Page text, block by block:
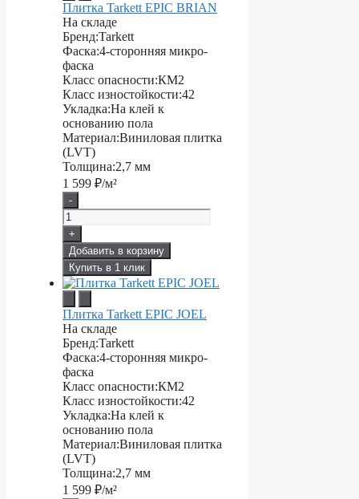
Плитка Tarkett EPIC BRIAN
На складе
Бренд:Tarkett
Фаска:4-сторонняя микро-
фаска
Класс опасности:КМ2
Класс изностойкости:42
Укладка:На клей к
основанию пола
Материал:Виниловая плитка
(LVT)
Толщина:2,7 мм
1 599 ₽/м²
-
+
Добавить в корзину
Купить в 1 клик
Плитка Tarkett EPIC JOEL
На складе
Бренд:Tarkett
Фаска:4-сторонняя микро-
фаска
Класс опасности:КМ2
Класс изностойкости:42
Укладка:На клей к
основанию пола
Материал:Виниловая плитка
(LVT)
Толщина:2,7 мм
1 599 ₽/м²